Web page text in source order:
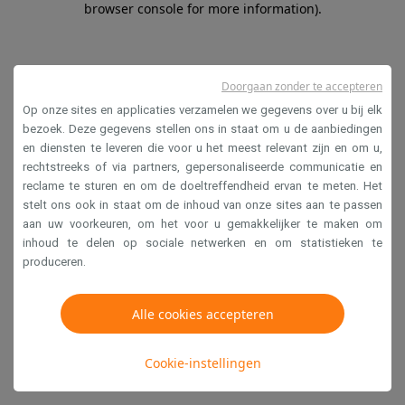
browser console for more information).
Op onze sites en applicaties verzamelen we gegevens over u bij elk
bezoek. Deze gegevens stellen ons in staat om u de aanbiedingen
en diensten te leveren die voor u het meest relevant zijn en om u,
rechtstreeks of via partners, gepersonaliseerde communicatie en
reclame te sturen en om de doeltreffendheid ervan te meten. Het
stelt ons ook in staat om de inhoud van onze sites aan te passen
aan uw voorkeuren, om het voor u gemakkelijker te maken om
inhoud te delen op sociale netwerken en om statistieken te
produceren.
Alle cookies accepteren
Cookie-instellingen
Doorgaan zonder te accepteren